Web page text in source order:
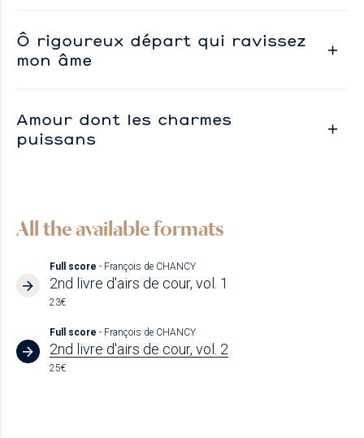
Ô rigoureux départ qui ravissez
mon âme
Amour dont les charmes
puissans
All the available formats
Full score - François de CHANCY
2nd livre d'airs de cour, vol. 1
23€
Full score - François de CHANCY
2nd livre d'airs de cour, vol. 2
25€